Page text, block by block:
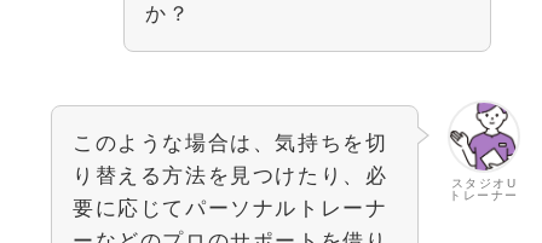
か？
スタジオU
トレーナー
このような場合は、気持ちを切
り替える方法を見つけたり、必
要に応じてパーソナルトレーナ